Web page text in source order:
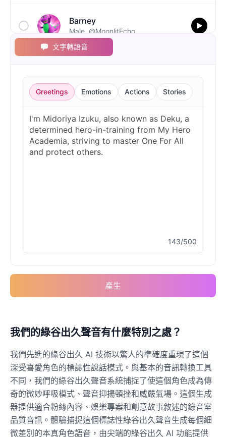
Barney
Male @MoonlitEcho
Bluey
Female @EchoVale
Male @IdeaSynth
Bonzi Buddy
Male @SilentNova
Male @ByteFlow
Caine
Cyn
Female @CherryNova
Daddy Pig
Male @QuantumRune
文字轉語音
Greetings Emotions Actions Stories
143/500
產生
我們的綠谷出久聲音有什麼特別之處？
我們先進的綠谷出久 AI 技術以驚人的準確度重現了這個
深受喜愛角色的標誌性說話模式。與基本的音訊轉換工具
不同，我們的綠谷出久聲音系統捕捉了使這個角色成為傳
奇的微妙呼吸模式、聲音抑揚頓挫和威嚴氣場。這個生成
器提供適合粉絲內容、娛樂專案和創意故事敘述的錄音室
品質音訊。體驗捕捉這個標誌性綠谷出久聲音生成每個細
微差別的本真角色語音，由尖端的綠谷出久 AI 功能提供